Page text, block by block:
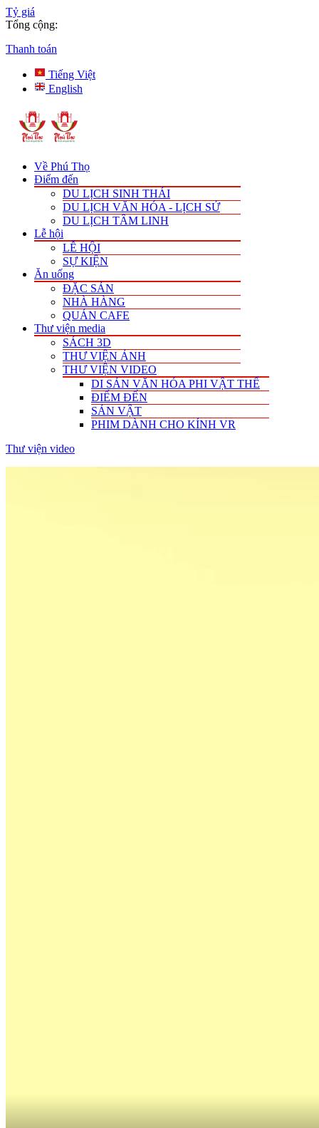
Tỷ giá
Tổng cộng:
Thanh toán
Tiếng Việt
English
Về Phú Thọ
Điểm đến
DU LỊCH SINH THÁI
DU LỊCH VĂN HÓA - LỊCH SỬ
DU LỊCH TÂM LINH
Lễ hội
LỄ HỘI
SỰ KIỆN
Ăn uống
ĐẶC SẢN
NHÀ HÀNG
QUÁN CAFE
Thư viện media
SÁCH 3D
THƯ VIỆN ẢNH
THƯ VIỆN VIDEO
DI SẢN VĂN HÓA PHI VẬT THỂ
ĐIỂM ĐẾN
SẢN VẬT
PHIM DÀNH CHO KÍNH VR
Thư viện video